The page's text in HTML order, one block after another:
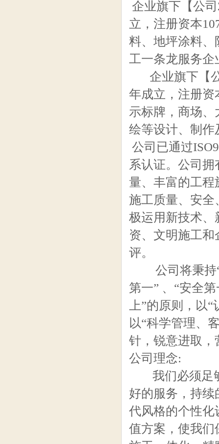
企业旗下【公
立，注册资本
料、地坪涂料、
工一条龙服务企
企业旗下【公
年成立，注册资
示标牌，商场
绘等设计、制作
公司已通过
系认证。公司
量、丰富的工程
施工质量、安全
极运用新技术、
资、文明施工
评。
公司将秉持“
第一” 、“安全
上”的原则，以
以“科学管理、
针，锐意进取，
公司理念:
我们必须足够
好的服务，持
代风格的个性化
值方案，使我们